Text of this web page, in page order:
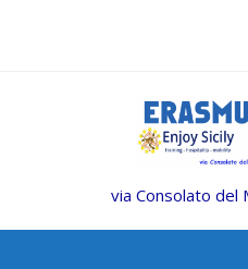
via Consolato del